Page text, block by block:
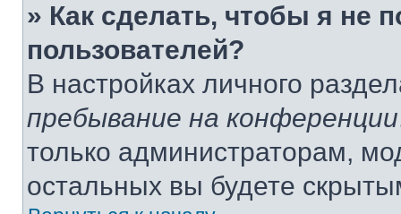
» Как сделать, чтобы я не
пользователей?
В настройках личного
пребывание на конференции
только администраторам,
остальных вы будете